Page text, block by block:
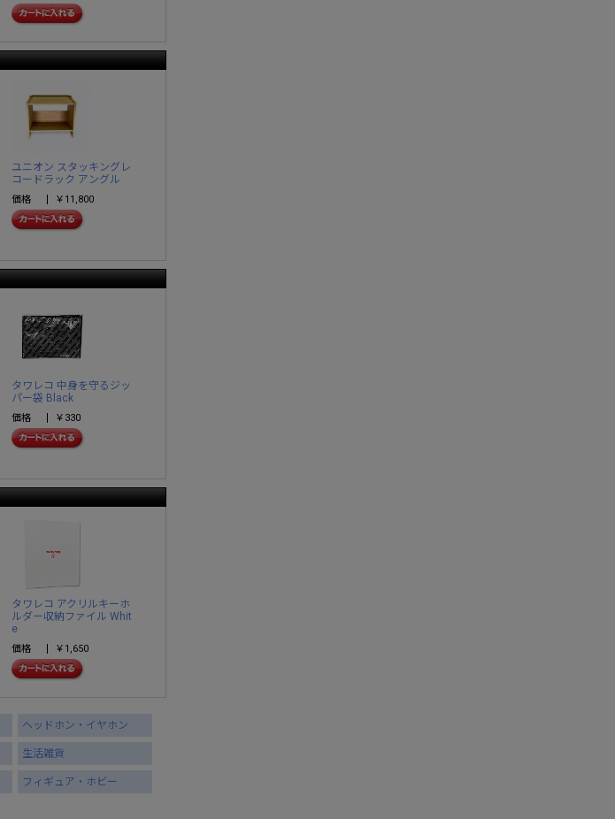
ユニオン スタッキングレ
コードラック アングル
価格 ￥11,800
タワレコ 中身を守るジッ
パー袋 Black
価格 ￥330
タワレコ アクリルキーホ
ルダー収納ファイル Whit
e
価格 ￥1,650
ヘッドホン・イヤホン
生活雑貨
フィギュア・ホビー